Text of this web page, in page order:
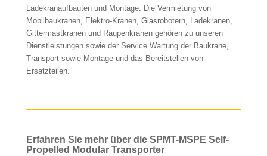
Ladekranaufbauten und Montage. Die Vermietung von
Mobilbaukranen, Elektro-Kranen, Glasrobotern, Ladekranen,
Gittermastkranen und Raupenkranen gehören zu unseren
Dienstleistungen sowie der Service Wartung der Baukrane,
Transport sowie Montage und das Bereitstellen von
Ersatzteilen.
Erfahren Sie mehr über die SPMT-MSPE Self-
Propelled Modular Transporter